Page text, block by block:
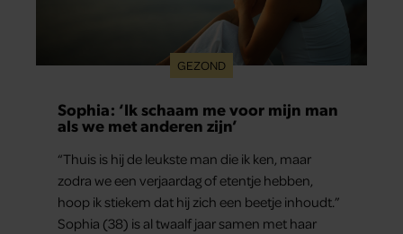
GEZOND
Sophia: ‘Ik schaam me voor mijn man
als we met anderen zijn’
“Thuis is hij de leukste man die ik ken, maar
zodra we een verjaardag of etentje hebben,
hoop ik stiekem dat hij zich een beetje inhoudt.”
Sophia (38) is al twaalf jaar samen met haar